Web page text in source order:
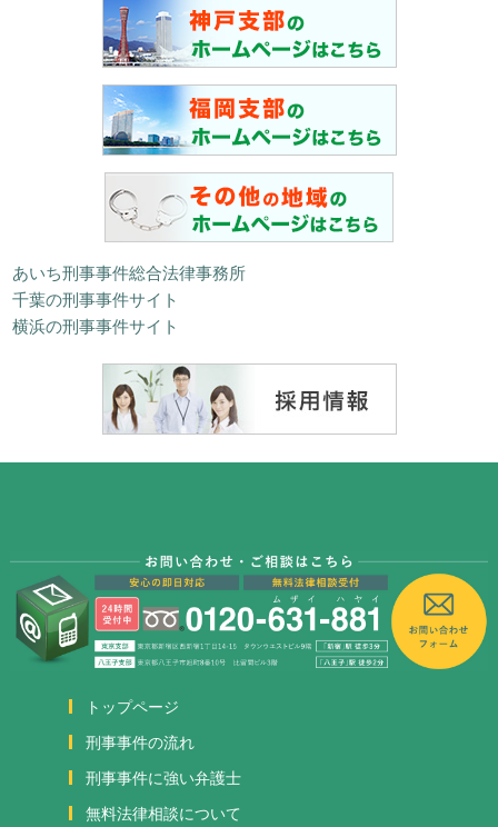
あいち刑事事件総合法律事務所
千葉の刑事事件サイト
横浜の刑事事件サイト
トップページ
刑事事件の流れ
刑事事件に強い弁護士
無料法律相談について